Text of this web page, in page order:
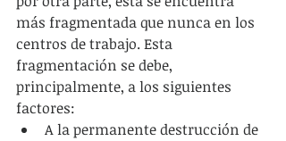
más fragmentada que nunca en los
centros de trabajo. Esta
fragmentación se debe,
principalmente, a los siguientes
factores:
A la permanente destrucción de